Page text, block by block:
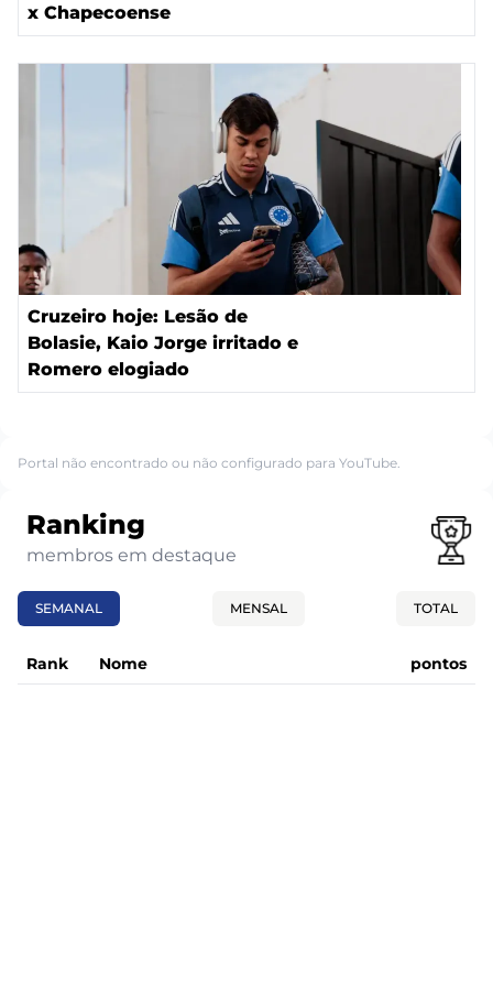
x Chapecoense
Cruzeiro hoje: Lesão de
Bolasie, Kaio Jorge irritado e
Romero elogiado
Portal não encontrado ou não configurado para YouTube.
Ranking
membros em destaque
SEMANAL MENSAL TOTAL
Rank Nome pontos